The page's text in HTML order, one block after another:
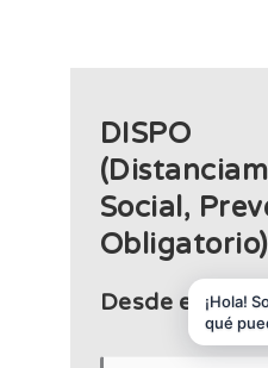
DISPO
Social,
Obligatorio)
Desde el 12
¡Hola!
qué